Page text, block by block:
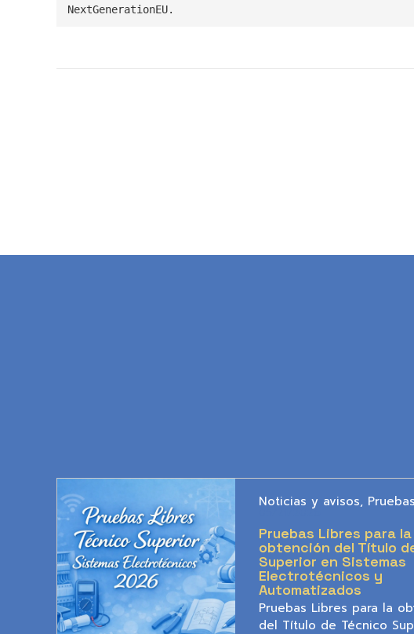
NextGenerationEU.
Noticias y avisos,
05/21/2026
Pruebas Libres para la
obtención del Título
Superior en Sistemas
Electrotécnicos y
Automatizados
Pruebas Libres para la
del Título de Técnico